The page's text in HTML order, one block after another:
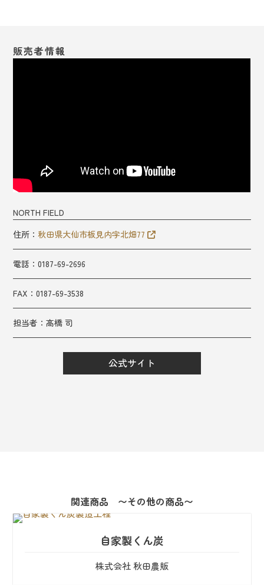
販売者情報
NORTH FIELD
住所：秋田県大仙市板見内字北畑77
電話：0187-69-2696
FAX：0187-69-3538
担当者：高橋 司
公式サイト
関連商品 〜その他の商品〜
自家製くん炭
株式会社 秋田農販